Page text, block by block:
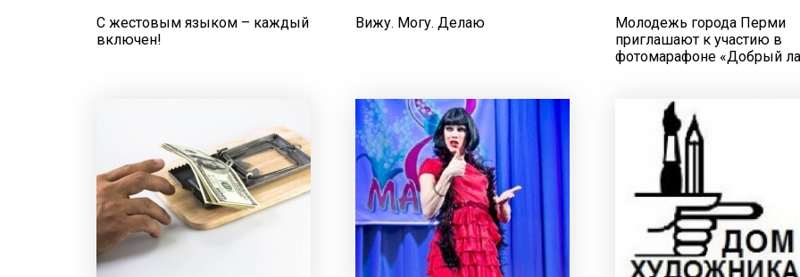
С жестовым языком – каждый
включен!
Вижу. Могу. Делаю
Молодежь города Перми
приглашают к участию в
фотомарафоне «Добрый